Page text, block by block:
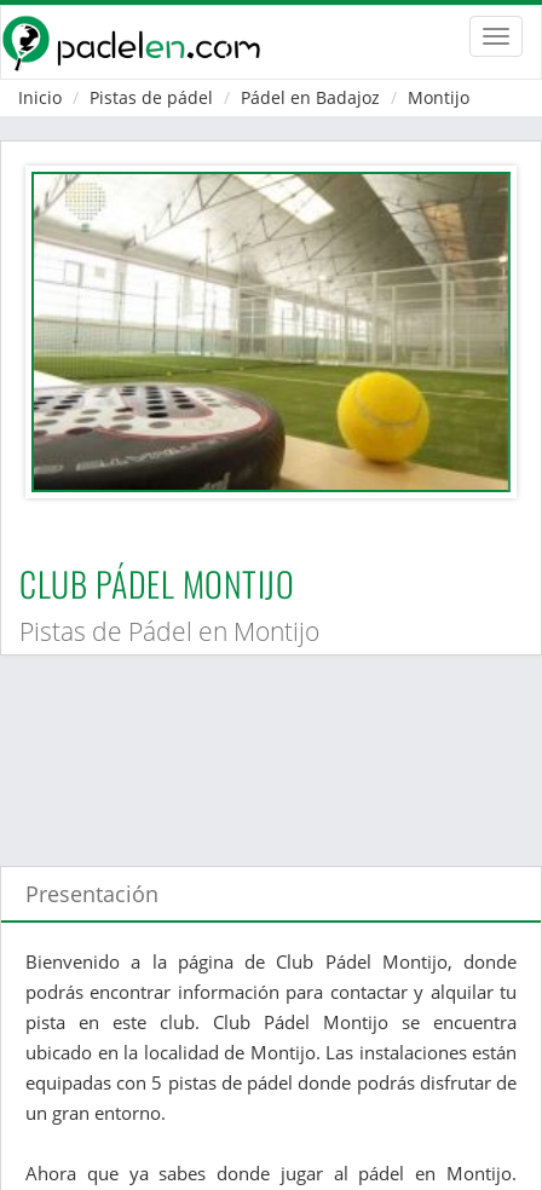
Inicio
Pistas de pádel Pádel en Badajoz Montijo
CLUB PÁDEL MONTIJO
Pistas de Pádel en Montijo
Presentación
Bienvenido a la página de Club Pádel Montijo, donde
podrás encontrar información para contactar y alquilar tu
pista en este club. Club Pádel Montijo se encuentra
ubicado en la localidad de Montijo. Las instalaciones están
equipadas con 5 pistas de pádel donde podrás disfrutar de
un gran entorno.
Ahora que ya sabes donde jugar al pádel en Montijo.